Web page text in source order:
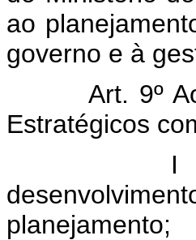
ao
governo e à
Art. 9º Ao
Estratégicos
I -
planejamento;